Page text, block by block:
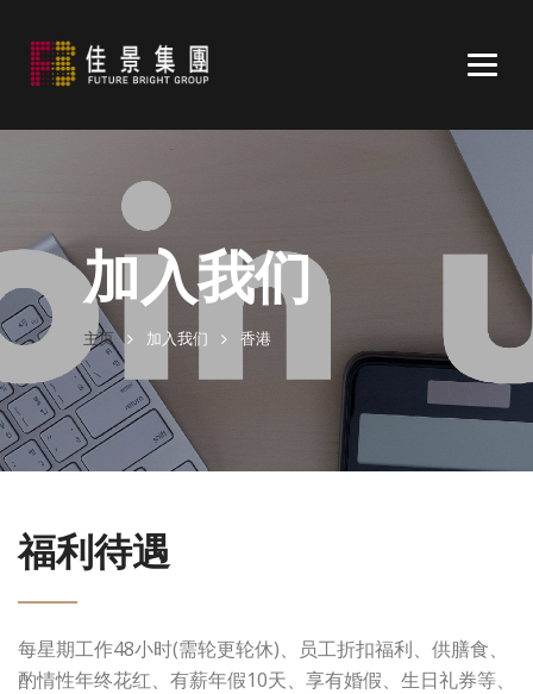
加入我们
主页 加入我们 香港
福利待遇
每星期工作48小时(需轮更轮休)、员工折扣福利、供膳食、
酌情性年终花红、有薪年假10天、享有婚假、生日礼券等、